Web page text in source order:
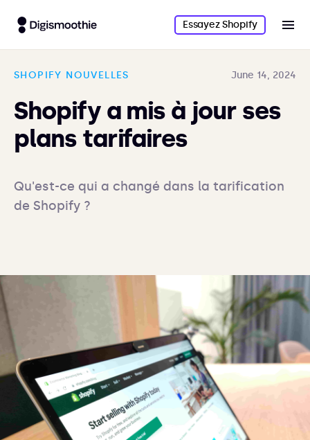
Essayez Shopify
SHOPIFY NOUVELLES June 14, 2024
Shopify a mis à jour ses
plans tarifaires
Qu'est-ce qui a changé dans la tarification
de Shopify ?